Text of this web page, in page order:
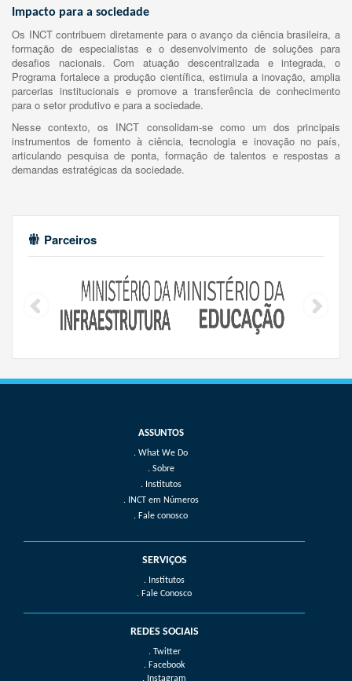
Impacto para a sociedade
Os INCT contribuem diretamente para o avanço da ciência brasileira, a
formação de especialistas e o desenvolvimento de soluções para
desafios nacionais. Com atuação descentralizada e integrada, o
Programa fortalece a produção científica, estimula a inovação, amplia
parcerias institucionais e promove a transferência de conhecimento
para o setor produtivo e para a sociedade.
Nesse contexto, os INCT consolidam-se como um dos principais
instrumentos de fomento à ciência, tecnologia e inovação no país,
articulando pesquisa de ponta, formação de talentos e respostas a
demandas estratégicas da sociedade.
Parceiros
What We Do
Sobre
Institutos
INCT em Números
Fale conosco
SERVIÇOS
. Institutos
. Fale Conosco
REDES SOCIAIS
. Twitter
. Facebook
. Instagram